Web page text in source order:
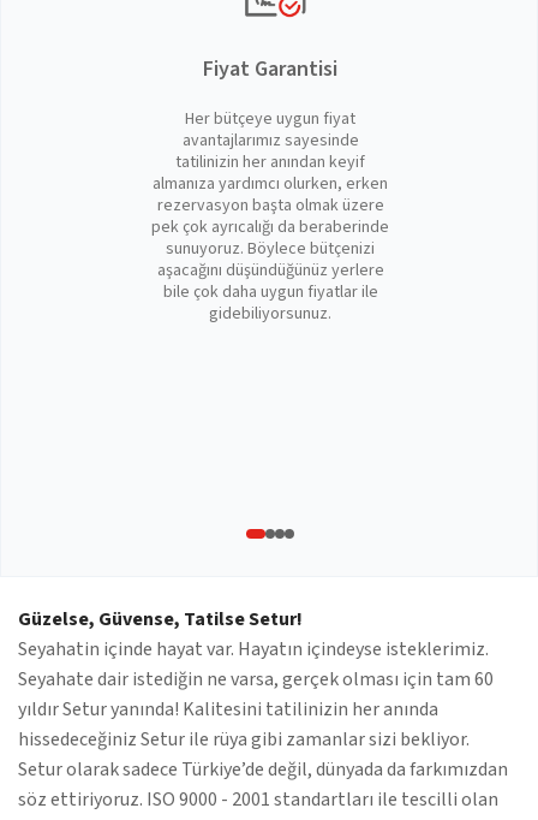
Fiyat Garantisi
Her bütçeye uygun fiyat
avantajlarımız sayesinde
tatilinizin her anından keyif
almanıza yardımcı olurken, erken
rezervasyon başta olmak üzere
pek çok ayrıcalığı da beraberinde
sunuyoruz. Böylece bütçenizi
aşacağını düşündüğünüz yerlere
bile çok daha uygun fiyatlar ile
gidebiliyorsunuz.
Güzelse, Güvense, Tatilse Setur!
Seyahatin içinde hayat var. Hayatın içindeyse isteklerimiz.
Seyahate dair istediğin ne varsa, gerçek olması için tam 60
yıldır Setur yanında! Kalitesini tatilinizin her anında
hissedeceğiniz Setur ile rüya gibi zamanlar sizi bekliyor.
Setur olarak sadece Türkiye’de değil, dünyada da farkımızdan
söz ettiriyoruz. ISO 9000 - 2001 standartları ile tescilli olan